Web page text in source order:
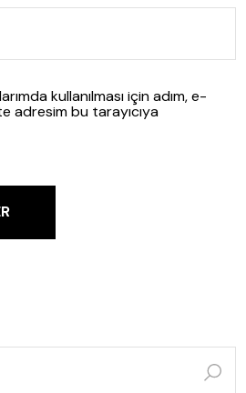
kullanılması için adım, e-
adresim bu tarayıcıya